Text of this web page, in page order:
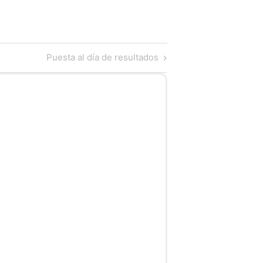
Next
Post
Puesta al día de resultados